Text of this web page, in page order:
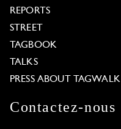
REPORTS
STREET
TAGBOOK
TALKS
PRESS ABOUT TAGWALK
Contactez-nous